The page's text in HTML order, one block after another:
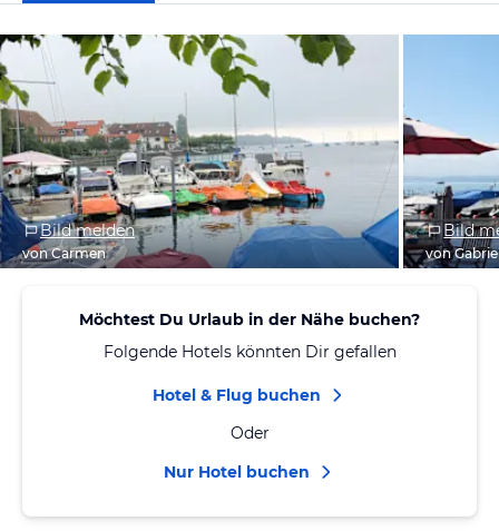
Bild melden
von Carmen
Bild
von
Möchtest Du Urlaub in der Nähe buchen?
Folgende Hotels könnten Dir gefallen
Hotel & Flug buchen
Oder
Nur Hotel buchen